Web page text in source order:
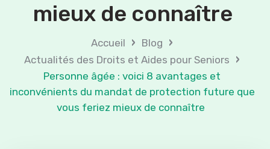
mieux de connaître
Accueil › Blog ›
Actualités des Droits et Aides pour Seniors ›
Personne âgée : voici 8 avantages et
inconvénients du mandat de protection future que
vous feriez mieux de connaître